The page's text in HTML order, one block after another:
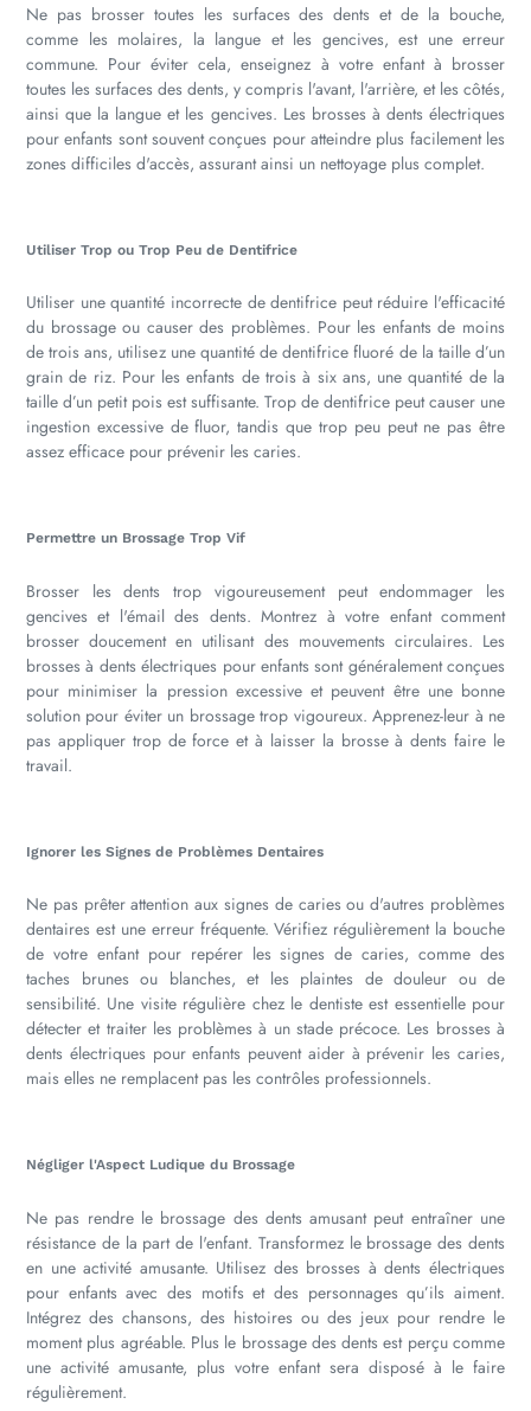
Ne pas brosser toutes les surfaces des dents et de la bouche,
comme les molaires, la langue et les gencives, est une erreur
commune. Pour éviter cela, enseignez à votre enfant à brosser
toutes les surfaces des dents, y compris l'avant, l'arrière, et les côtés,
ainsi que la langue et les gencives. Les brosses à dents électriques
pour enfants sont souvent conçues pour atteindre plus facilement les
zones difficiles d'accès, assurant ainsi un nettoyage plus complet.
Utiliser Trop ou Trop Peu de Dentifrice
Utiliser une quantité incorrecte de dentifrice peut réduire l'efficacité
du brossage ou causer des problèmes. Pour les enfants de moins
de trois ans, utilisez une quantité de dentifrice fluoré de la taille d’un
grain de riz. Pour les enfants de trois à six ans, une quantité de la
taille d’un petit pois est suffisante. Trop de dentifrice peut causer une
ingestion excessive de fluor, tandis que trop peu peut ne pas être
assez efficace pour prévenir les caries.
Permettre un Brossage Trop Vif
Brosser les dents trop vigoureusement peut endommager les
gencives et l'émail des dents. Montrez à votre enfant comment
brosser doucement en utilisant des mouvements circulaires. Les
brosses à dents électriques pour enfants sont généralement conçues
pour minimiser la pression excessive et peuvent être une bonne
solution pour éviter un brossage trop vigoureux. Apprenez-leur à ne
pas appliquer trop de force et à laisser la brosse à dents faire le
travail.
Ignorer les Signes de Problèmes Dentaires
Ne pas prêter attention aux signes de caries ou d'autres problèmes
dentaires est une erreur fréquente. Vérifiez régulièrement la bouche
de votre enfant pour repérer les signes de caries, comme des
taches brunes ou blanches, et les plaintes de douleur ou de
sensibilité. Une visite régulière chez le dentiste est essentielle pour
détecter et traiter les problèmes à un stade précoce. Les brosses à
dents électriques pour enfants peuvent aider à prévenir les caries,
mais elles ne remplacent pas les contrôles professionnels.
Négliger l'Aspect Ludique du Brossage
Ne pas rendre le brossage des dents amusant peut entraîner une
résistance de la part de l'enfant. Transformez le brossage des dents
en une activité amusante. Utilisez des brosses à dents électriques
pour enfants avec des motifs et des personnages qu’ils aiment.
Intégrez des chansons, des histoires ou des jeux pour rendre le
moment plus agréable. Plus le brossage des dents est perçu comme
une activité amusante, plus votre enfant sera disposé à le faire
régulièrement.